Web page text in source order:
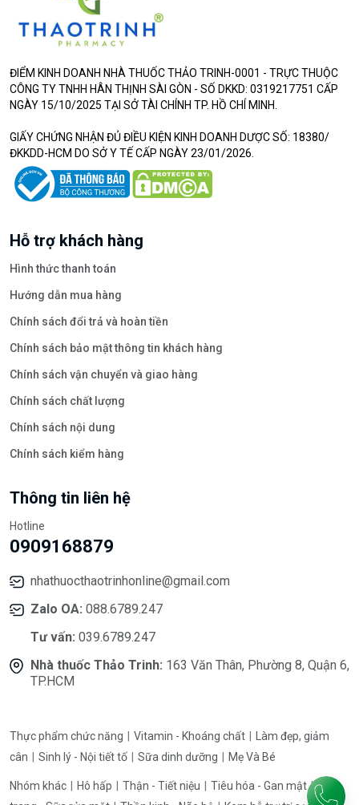
ĐIỂM KINH DOANH NHÀ THUỐC THẢO TRINH-0001 - TRỰC THUỘC
CÔNG TY TNHH HÂN THỊNH SÀI GÒN - SỐ DKKD: 0319217751 CẤP
NGÀY 15/10/2025 TẠI SỞ TÀI CHÍNH TP. HỒ CHÍ MINH.
GIẤY CHỨNG NHẬN ĐỦ ĐIỀU KIỆN KINH DOANH DƯỢC SỐ: 18380/
ĐKKDD-HCM DO SỞ Y TẾ CẤP NGÀY 23/01/2026.
Hỗ trợ khách hàng
Hình thức thanh toán
Hướng dẫn mua hàng
Chính sách đổi trả và hoàn tiền
Chính sách bảo mật thông tin khách hàng
Chính sách vận chuyển và giao hàng
Chính sách chất lượng
Chính sách nội dung
Chính sách kiểm hàng
Thông tin liên hệ
Hotline
0909168879
nhathuocthaotrinhonline@gmail.com
Zalo OA: 088.6789.247
Tư vấn: 039.6789.247
Nhà thuốc Thảo Trinh: 163 Văn Thân, Phường 8, Quận 6,
TP.HCM
Thực phẩm chức năng Vitamin - Khoáng chất
Làm đẹp, giảm
cân
Sinh lý - Nội tiết tố Sữa dinh dưỡng Mẹ Và Bé
Nhóm khác Hô hấp Thận - Tiết niệu Tiêu hóa - Gan mật
Tẩy